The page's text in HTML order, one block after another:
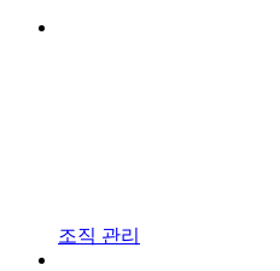
조직 관리